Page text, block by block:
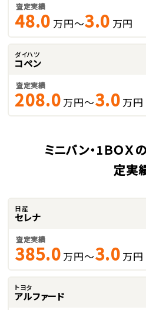
査定実績
48.0 万円～3.0 万円
ダイハツ
コペン
査定実績
208.0 万円～3.0 万円
ミニバン・1ＢＯ
定実
日産
セレナ
査定実績
385.0 万円～3.0 万円
トヨタ
アルファード